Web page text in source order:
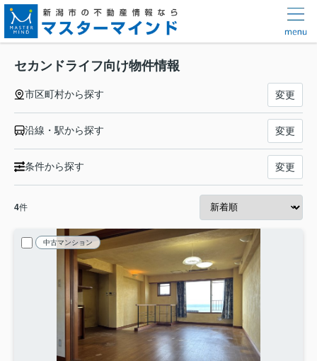
セカンドライフ向け物件情報
市区町村から探す 変更
沿線・駅から探す 変更
条件から探す 変更
4件
中古マンション